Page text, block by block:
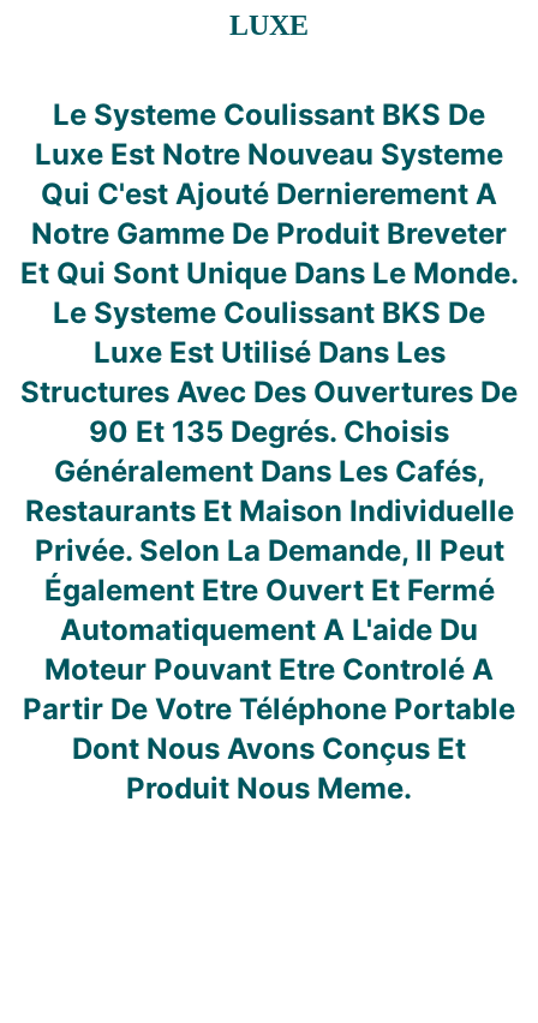
LUXE
Le Systeme Coulissant BKS De
Luxe Est Notre Nouveau Systeme
Qui C'est Ajouté Dernierement A
Notre Gamme De Produit Breveter
Et Qui Sont Unique Dans Le Monde.
Le Systeme Coulissant BKS De
Luxe Est Utilisé Dans Les
Structures Avec Des Ouvertures De
90 Et 135 Degrés. Choisis
Généralement Dans Les Cafés,
Restaurants Et Maison Individuelle
Privée. Selon La Demande, Il Peut
Également Etre Ouvert Et Fermé
Automatiquement A L'aide Du
Moteur Pouvant Etre Controlé A
Partir De Votre Téléphone Portable
Dont Nous Avons Conçus Et
Produit Nous Meme.